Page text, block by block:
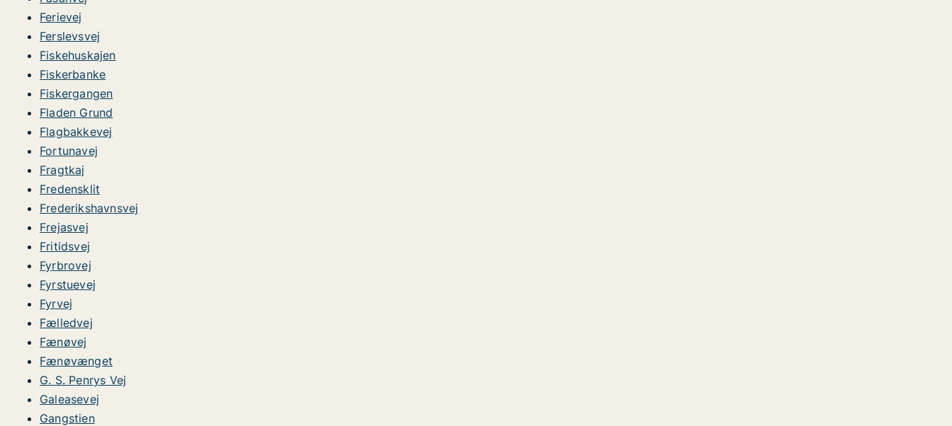
Ferievej
Ferslevsvej
Fiskehuskajen
Fiskerbanke
Fiskergangen
Fladen Grund
Flagbakkevej
Fortunavej
Fragtkaj
Fredensklit
Frederikshavnsvej
Frejasvej
Fritidsvej
Fyrbrovej
Fyrstuevej
Fyrvej
Fælledvej
Fænøvej
Fænøvænget
G. S. Penrys Vej
Galeasevej
Gangstien